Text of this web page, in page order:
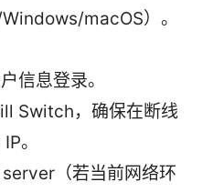
macOS）。
信息登录。
Switch，确保在断线
。
（若当前网络环